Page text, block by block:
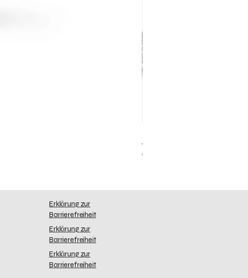
Preis
0,00 $
Erklärung zur
Barrierefreiheit
Erklärung zur
Barrierefreiheit
Erklärung zur
Barrierefreiheit